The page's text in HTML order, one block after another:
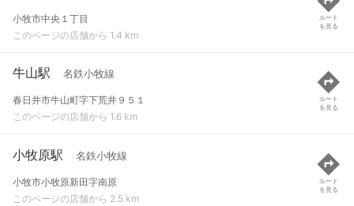
小牧市中央１丁目
このページの店舗から 1.4 km
ルート
を見る
牛山駅 名鉄小牧線
春日井市牛山町字下荒井９５１
このページの店舗から 1.6 km
ルート
を見る
小牧原駅 名鉄小牧線
小牧市小牧原新田字南原
このページの店舗から 2.5 km
ルート
を見る